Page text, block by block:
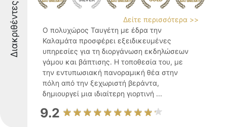
Διακριθέντες
Δείτε περισσότερα >>
Ο πολυχώρος Ταυγέτη με έδρα την
Καλαμάτα προσφέρει εξειδικευμένες
υπηρεσίες για τη διοργάνωση εκδηλώσεων
γάμου και βάπτισης. Η τοποθεσία του, με
την εντυπωσιακή πανοραμική θέα στην
πόλη από την ξεχωριστή βεράντα,
δημιουργεί μια ιδιαίτερη γιορτινή ...
9.2